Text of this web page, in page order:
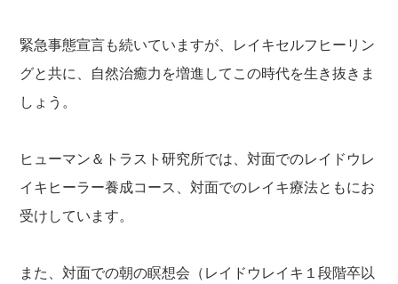
緊急事態宣言も続いていますが、レイキセルフヒーリン
グと共に、自然治癒力を増進してこの時代を生き抜きま
しょう。
ヒューマン＆トラスト研究所では、対面でのレイドウレ
イキヒーラー養成コース、対面でのレイキ療法ともにお
受けしています。
また、対面での朝の瞑想会（レイドウレイキ１段階卒以